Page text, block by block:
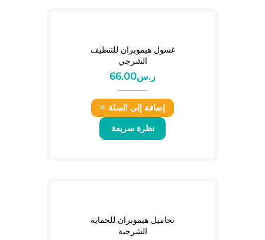
غسول هيموبران للتنظيف
الشرجي
ر.س66.00
إضافة إلى السلة
نظرة سريعة
تحاميل هيموبران للحماية
الشرجية